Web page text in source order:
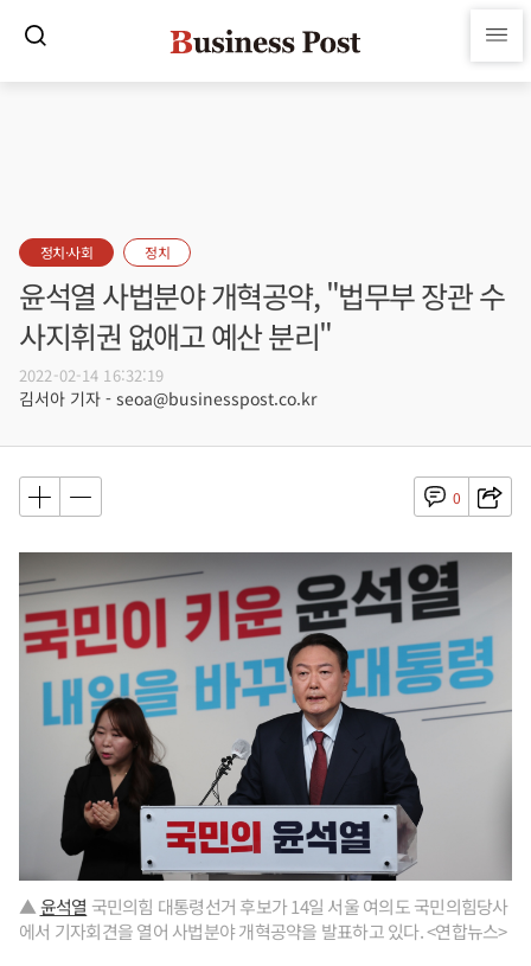
정치·사회 정치
윤석열 사법분야 개혁공약, "법무부 장관 수
사지휘권 없애고 예산 분리"
2022-02-14 16:32:19
김서아 기자 - seoa@businesspost.co.kr
0
▲윤석열 국민의힘 대통령선거 후보가 14일 서울 여의도 국민의힘당사
에서 기자회견을 열어 사법분야 개혁공약을 발표하고 있다. <연합뉴스>